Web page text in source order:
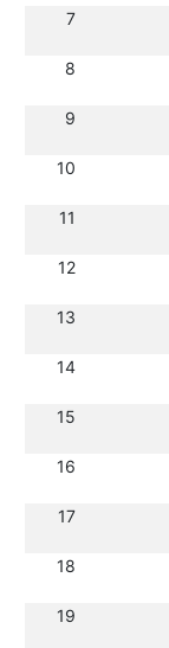
7
8
9
10
11
12
13
14
15
16
17
18
19